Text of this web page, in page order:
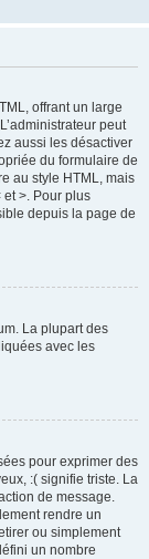
offrant un large
peut
aussi les désactiver
du formulaire de
au style HTML, mais
et >. Pour plus
depuis la page de
La plupart des
avec les
pour exprimer des
:( signifie triste. La
de message.
rendre un
ou simplement
un nombre